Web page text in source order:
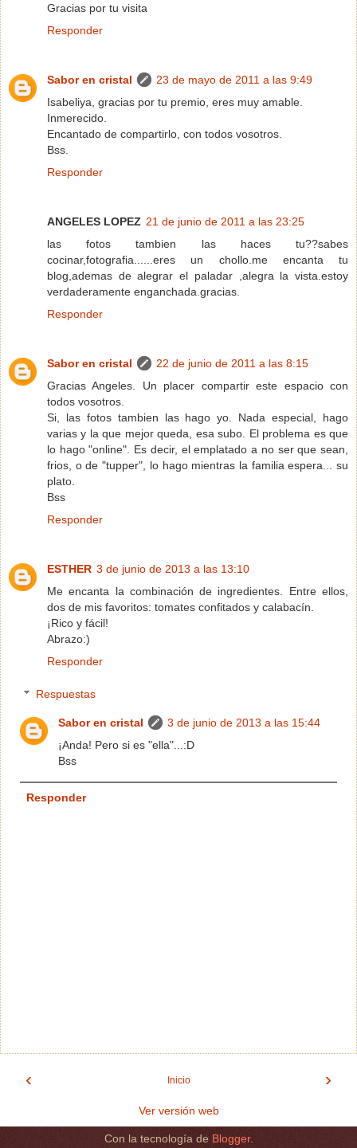
Gracias por tu visita
Responder
Sabor en cristal
23 de mayo de 2011 a las 9:49
Isabeliya, gracias por tu premio, eres muy amable.
Inmerecido.
Encantado de compartirlo, con todos vosotros.
Bss.
Responder
ANGELES LOPEZ 21 de junio de 2011 a las 23:25
las fotos tambien las haces tu??sabes
cocinar,fotografia......eres un chollo.me encanta tu
blog,ademas de alegrar el paladar ,alegra la vista.estoy
verdaderamente enganchada.gracias.
Responder
Sabor en cristal
22 de junio de 2011 a las 8:15
Gracias Angeles. Un placer compartir este espacio con
todos vosotros.
Si, las fotos tambien las hago yo. Nada especial, hago
varias y la que mejor queda, esa subo. El problema es que
lo hago "online". Es decir, el emplatado a no ser que sean,
frios, o de "tupper", lo hago mientras la familia espera... su
plato.
Bss
Responder
ESTHER 3 de junio de 2013 a las 13:10
Me encanta la combinación de ingredientes. Entre ellos,
dos de mis favoritos: tomates confitados y calabacín.
¡Rico y fácil!
Abrazo:)
Responder
Respuestas
Sabor en cristal
3 de junio de 2013 a las 15:44
¡Anda! Pero si es "ella"...:D
Bss
Responder
‹ ›
Inicio
Ver versión web
Con la tecnología de Blogger.